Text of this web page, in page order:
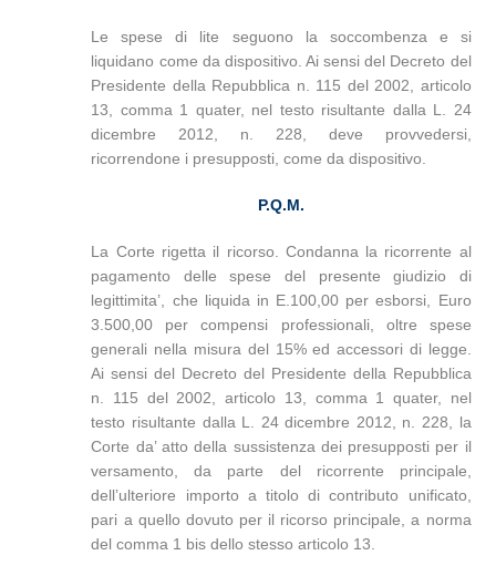
Le spese di lite seguono la soccombenza e si
liquidano come da dispositivo. Ai sensi del Decreto del
Presidente della Repubblica n. 115 del 2002, articolo
13, comma 1 quater, nel testo risultante dalla L. 24
dicembre 2012, n. 228, deve provvedersi,
ricorrendone i presupposti, come da dispositivo.
P.Q.M.
La Corte rigetta il ricorso. Condanna la ricorrente al
pagamento delle spese del presente giudizio di
legittimita’, che liquida in E.100,00 per esborsi, Euro
3.500,00 per compensi professionali, oltre spese
generali nella misura del 15% ed accessori di legge.
Ai sensi del Decreto del Presidente della Repubblica
n. 115 del 2002, articolo 13, comma 1 quater, nel
testo risultante dalla L. 24 dicembre 2012, n. 228, la
Corte da’ atto della sussistenza dei presupposti per il
versamento, da parte del ricorrente principale,
dell’ulteriore importo a titolo di contributo unificato,
pari a quello dovuto per il ricorso principale, a norma
del comma 1 bis dello stesso articolo 13.